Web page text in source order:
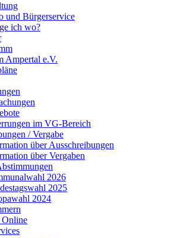
und Bürgerservice
ich wo?
Ampertal e.V.
im VG-Bereich
/ Vergabe
über Ausschreibungen
über Vergaben
2026
2025
2024
Online